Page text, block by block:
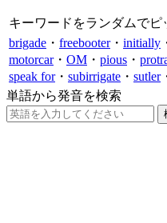
キーワードをランダムでピ
brigade ・ freebooter・ initially
motorcar・ OM ・ pious ・
speak for・ subirrigate ・ sutler
単語から発音を検索